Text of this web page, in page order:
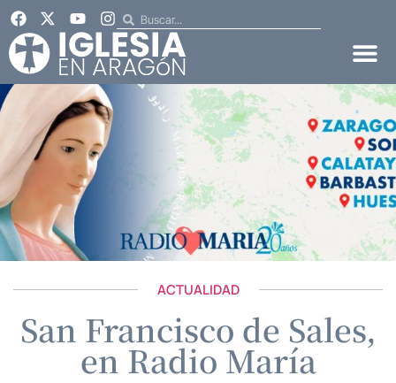
ACTUALIDAD
San Francisco de Sales,
en Radio María